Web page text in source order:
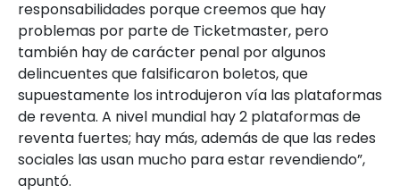
responsabilidades porque creemos que hay
problemas por parte de Ticketmaster, pero
también hay de carácter penal por algunos
delincuentes que falsificaron boletos, que
supuestamente los introdujeron vía las plataformas
de reventa. A nivel mundial hay 2 plataformas de
reventa fuertes; hay más, además de que las redes
sociales las usan mucho para estar revendiendo”,
apuntó.